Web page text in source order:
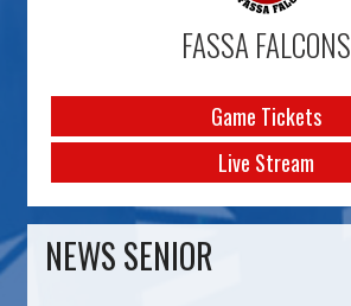
FASSA FALCONS
Game Tickets
Live Stream
NEWS SENIOR